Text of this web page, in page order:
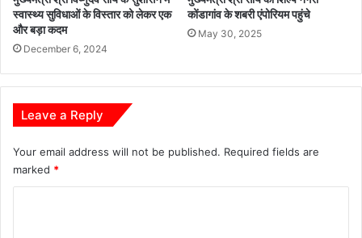
मि
ल
ने
ह
ड़
स्वास्थ्य सुविधाओं के विस्तार को लेकर एक
और बड़ा कदम
December 6, 2024
कोंडागांव के शबरी एंपोरियम पहुंचे
May 30, 2025
Leave a Reply
Your email address will not be published. Required fields are
marked *